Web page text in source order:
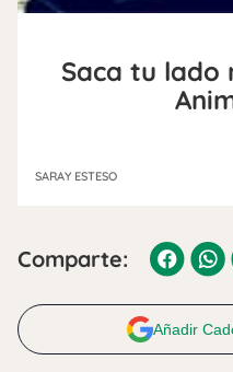
Saca tu lado
SARAY ESTESO
Comparte:
Añadir